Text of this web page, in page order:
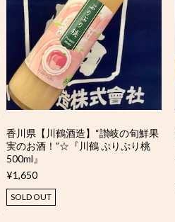
香川県【川鶴酒造】“讃岐の旬鮮果
実のお酒！”☆『川鶴 ぷりぷり桃
500ml』
¥1,650
SOLD OUT